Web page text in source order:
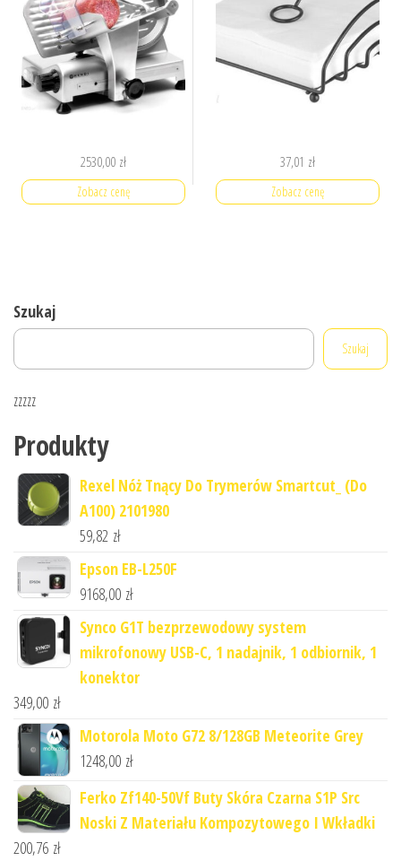
2530,00 zł
Zobacz cenę
37,01 zł
Zobacz cenę
Szukaj
Szukaj
zzzzz
Produkty
Rexel Nóż Tnący Do Trymerów Smartcut_ (Do
A100) 2101980
59,82 zł
Epson EB-L250F
9168,00 zł
Synco G1T bezprzewodowy system
mikrofonowy USB-C, 1 nadajnik, 1 odbiornik, 1
konektor
349,00 zł
Motorola Moto G72 8/128GB Meteorite Grey
1248,00 zł
Ferko Zf140-50Vf Buty Skóra Czarna S1P Src
Noski Z Materiału Kompozytowego I Wkładki
200,76 zł